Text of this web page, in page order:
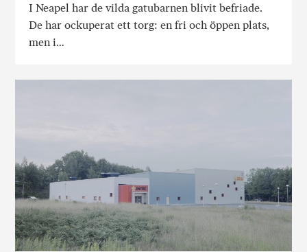
I Neapel har de vilda gatubarnen blivit befriade.
De har ockuperat ett torg: en fri och öppen plats,
men i…